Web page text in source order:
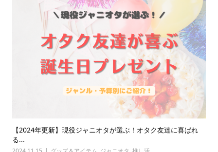
【2024年更新】現役ジャニオタが選ぶ！オタク友達に喜ばれ
る...